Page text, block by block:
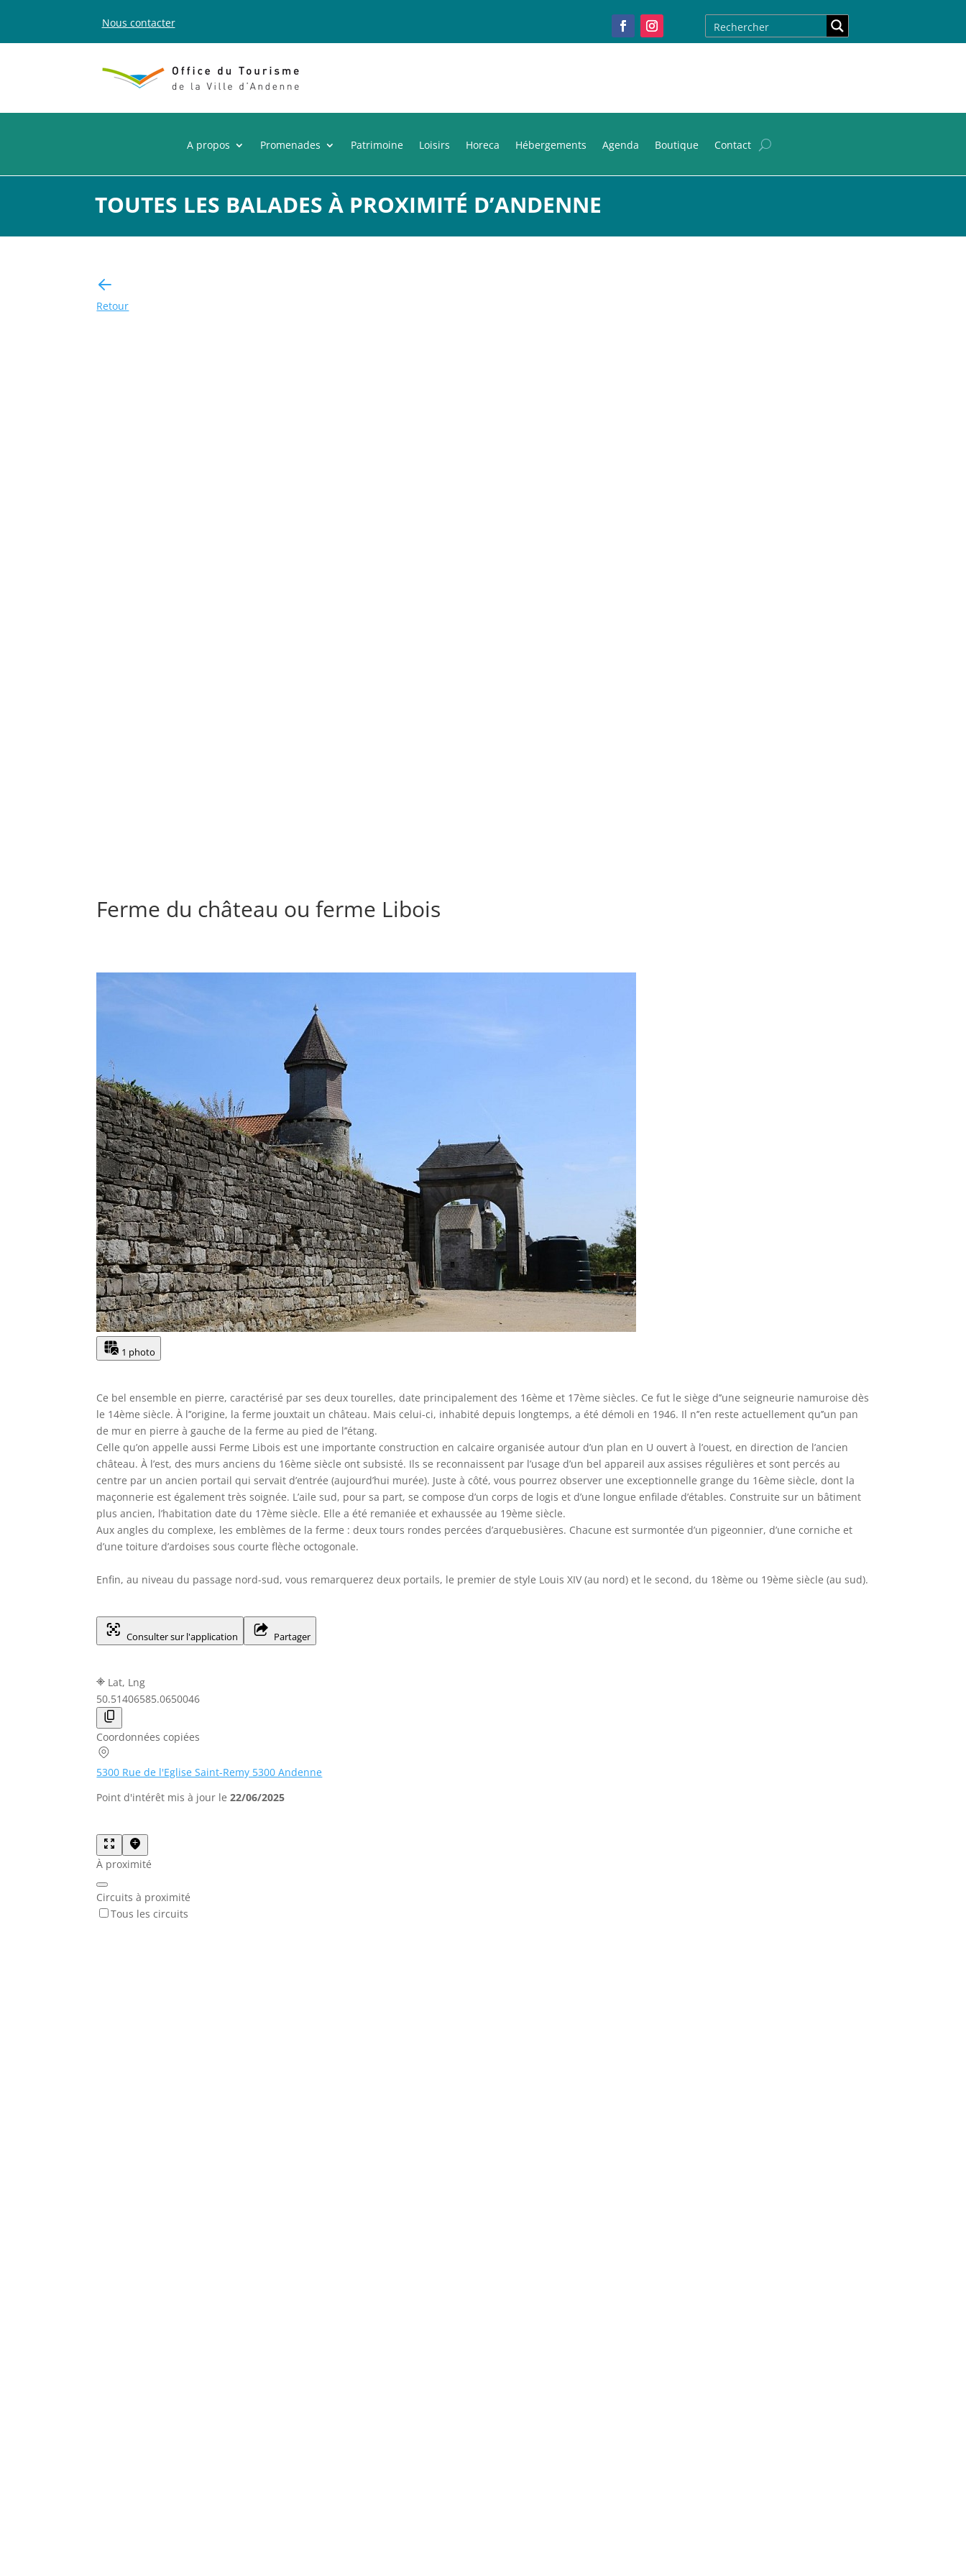
Nous contacter
A propos Promenades Patrimoine Loisirs Horeca Hébergements Agenda Boutique Contact
TOUTES LES BALADES À PROXIMITÉ D’ANDENNE
Retour
Ferme du château ou ferme Libois
1 photo
Ce bel ensemble en pierre, caractérisé par ses deux tourelles, date principalement des 16ème et 17ème siècles. Ce fut le siège d’’une seigneurie namuroise dès
le 14ème siècle. À l’’origine, la ferme jouxtait un château. Mais celui-ci, inhabité depuis longtemps, a été démoli en 1946. Il n’’en reste actuellement qu’’un pan
de mur en pierre à gauche de la ferme au pied de l’’étang.
Celle qu’on appelle aussi Ferme Libois est une importante construction en calcaire organisée autour d’un plan en U ouvert à l’ouest, en direction de l’ancien
château. À l’est, des murs anciens du 16ème siècle ont subsisté. Ils se reconnaissent par l’usage d’un bel appareil aux assises régulières et sont percés au
centre par un ancien portail qui servait d’entrée (aujourd’hui murée). Juste à côté, vous pourrez observer une exceptionnelle grange du 16ème siècle, dont la
maçonnerie est également très soignée. L’aile sud, pour sa part, se compose d’un corps de logis et d’une longue enfilade d’étables. Construite sur un bâtiment
plus ancien, l’habitation date du 17ème siècle. Elle a été remaniée et exhaussée au 19ème siècle.
Aux angles du complexe, les emblèmes de la ferme : deux tours rondes percées d’arquebusières. Chacune est surmontée d’un pigeonnier, d’une corniche et
d’une toiture d’ardoises sous courte flèche octogonale.
Enfin, au niveau du passage nord-sud, vous remarquerez deux portails, le premier de style Louis XIV (au nord) et le second, du 18ème ou 19ème siècle (au sud).
Consulter sur l'application Partager
Lat, Lng
50.51406585.0650046
Coordonnées copiées
5300 Rue de l'Eglise Saint-Remy 5300 Andenne
Point d'intérêt mis à jour le22/06/2025
À proximité
Circuits à proximité
Tous les circuits